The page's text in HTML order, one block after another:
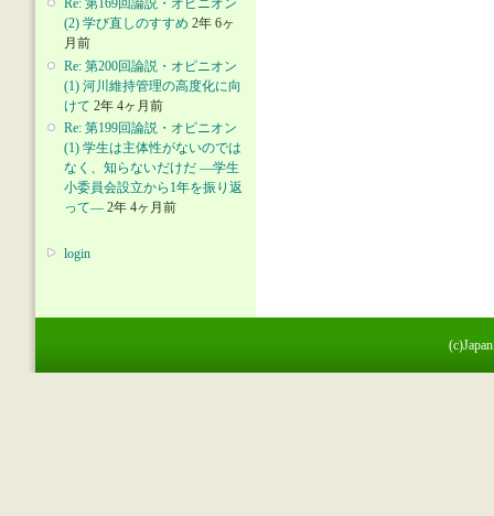
Re: 第169回論説・オピニオン
(2) 学び直しのすすめ 2年 6ヶ
月前
Re: 第200回論説・オピニオン
(1) 河川維持管理の高度化に向
けて 2年 4ヶ月前
Re: 第199回論説・オピニオン
(1) 学生は主体性がないのでは
なく、知らないだけだ ―学生
小委員会設立から1年を振り返
って― 2年 4ヶ月前
login